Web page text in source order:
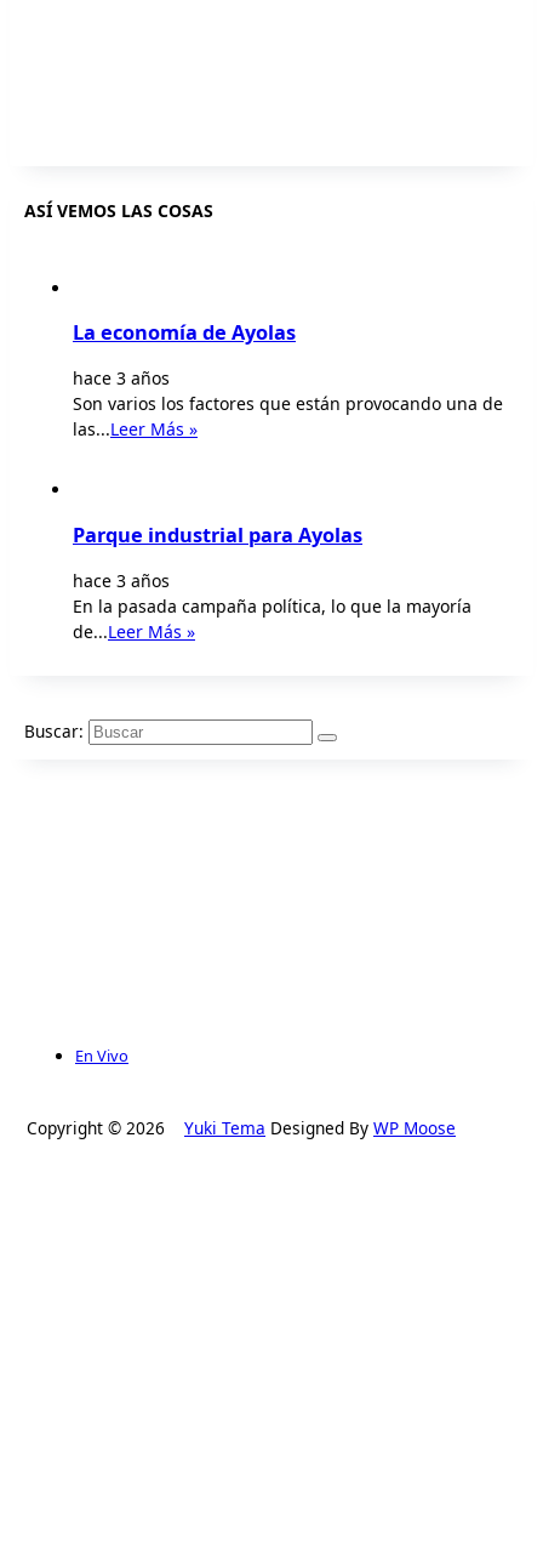
ASÍ VEMOS LAS COSAS
La economía de Ayolas
hace 3 años
Son varios los factores que están provocando una de
las...Leer Más »
Parque industrial para Ayolas
hace 3 años
En la pasada campaña política, lo que la mayoría
de...Leer Más »
Buscar:
En Vivo
Copyright © 2026 Yuki Tema Designed By WP Moose